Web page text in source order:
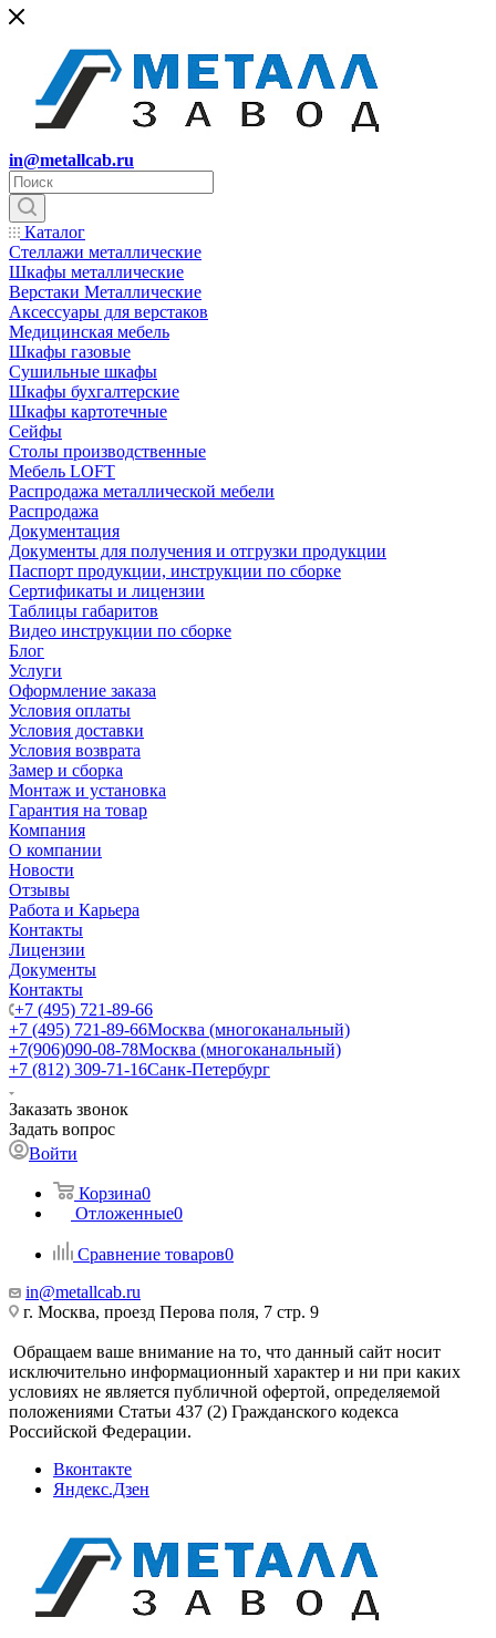
in@metallcab.ru
Каталог
Стеллажи металлические
Шкафы металлические
Верстаки Металлические
Аксессуары для верстаков
Медицинская мебель
Шкафы газовые
Сушильные шкафы
Шкафы бухгалтерские
Шкафы картотечные
Сейфы
Столы производственные
Мебель LOFT
Распродажа металлической мебели
Распродажа
Документация
Документы для получения и отгрузки продукции
Паспорт продукции, инструкции по сборке
Сертификаты и лицензии
Таблицы габаритов
Видео инструкции по сборке
Блог
Услуги
Оформление заказа
Условия оплаты
Условия доставки
Условия возврата
Замер и сборка
Монтаж и установка
Гарантия на товар
Компания
О компании
Новости
Отзывы
Работа и Карьера
Контакты
Лицензии
Документы
Контакты
+7 (495) 721-89-66
+7 (495) 721-89-66Москва (многоканальный)
+7(906)090-08-78Москва (многоканальный)
+7 (812) 309-71-16Санк-Петербург
Заказать звонок
Задать вопрос
Войти
Корзина0
Отложенные0
Сравнение товаров0
in@metallcab.ru
г. Москва, проезд Перова поля, 7 стр. 9
Обращаем ваше внимание на то, что данный сайт носит
исключительно информационный характер и ни при каких
условиях не является публичной офертой, определяемой
положениями Статьи 437 (2) Гражданского кодекса
Российской Федерации.
Вконтакте
Яндекс.Дзен